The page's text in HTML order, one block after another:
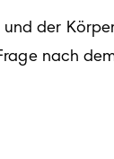
der
nach